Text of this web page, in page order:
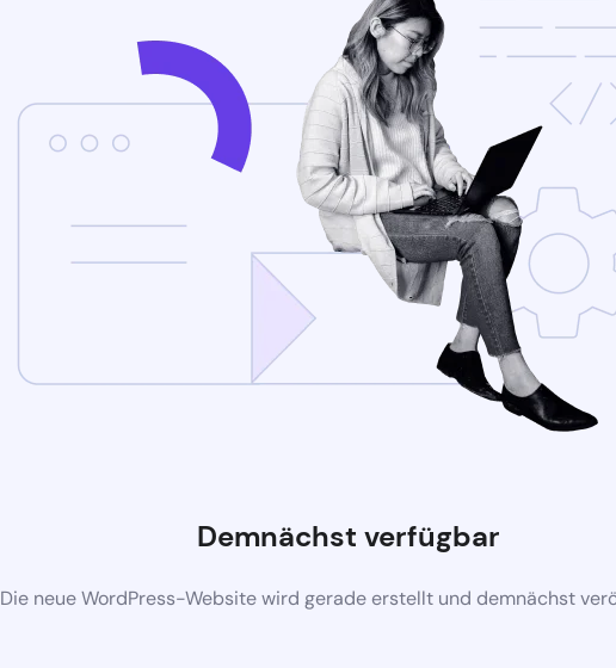
Demnächst verfügbar
Die neue WordPress-Website wird gerade erstellt und demnächst